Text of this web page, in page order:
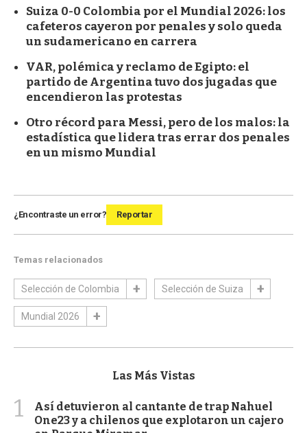
Suiza 0-0 Colombia por el Mundial 2026: los
cafeteros cayeron por penales y solo queda
un sudamericano en carrera
VAR, polémica y reclamo de Egipto: el
partido de Argentina tuvo dos jugadas que
encendieron las protestas
Otro récord para Messi, pero de los malos: la
estadística que lidera tras errar dos penales
en un mismo Mundial
¿Encontraste un error? Reportar
Temas relacionados
Selección de Colombia Selección de Suiza
Mundial 2026
Las Más Vistas
1
Así detuvieron al cantante de trap Nahuel
One23 y a chilenos que explotaron un cajero